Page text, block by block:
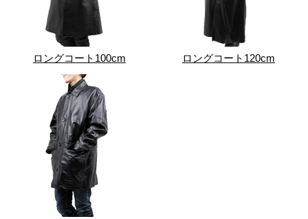
ロングコート100cm ロングコート120cm